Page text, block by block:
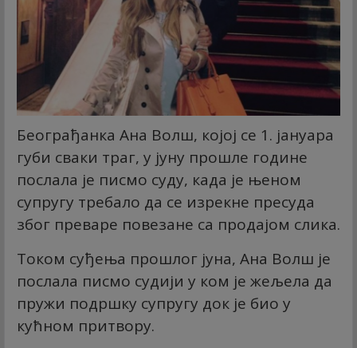
Београђанка Ана Волш, којој се 1. јануара
губи сваки траг, у јуну прошле године
послала је писмо суду, када је њеном
супругу требало да се изрекне пресуда
због преваре повезане са продајом слика.
Током суђења прошлог јуна, Ана Волш је
послала писмо судији у ком је жељела да
пружи подршку супругу док је био у
кућном притвору.